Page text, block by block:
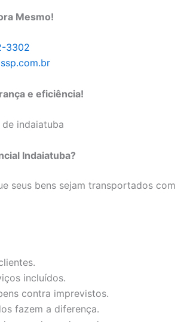
Mesmo!
3302
e eficiência!
Indaiatuba?
seus bens sejam transportados com
incluídos.
contra imprevistos.
fazem a diferença.